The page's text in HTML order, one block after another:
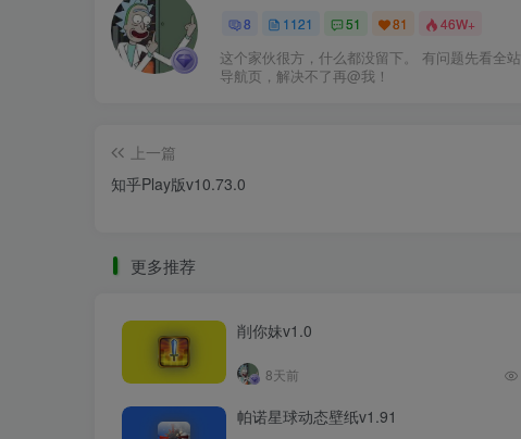
8 1121 51 81 46W+
这个家伙很方，什么都没留下。 有问题先看全站
导航页，解决不了再@我！
上一篇
知乎Play版v10.73.0
更多推荐
削你妹v1.0
8天前
帕诺星球动态壁纸v1.91